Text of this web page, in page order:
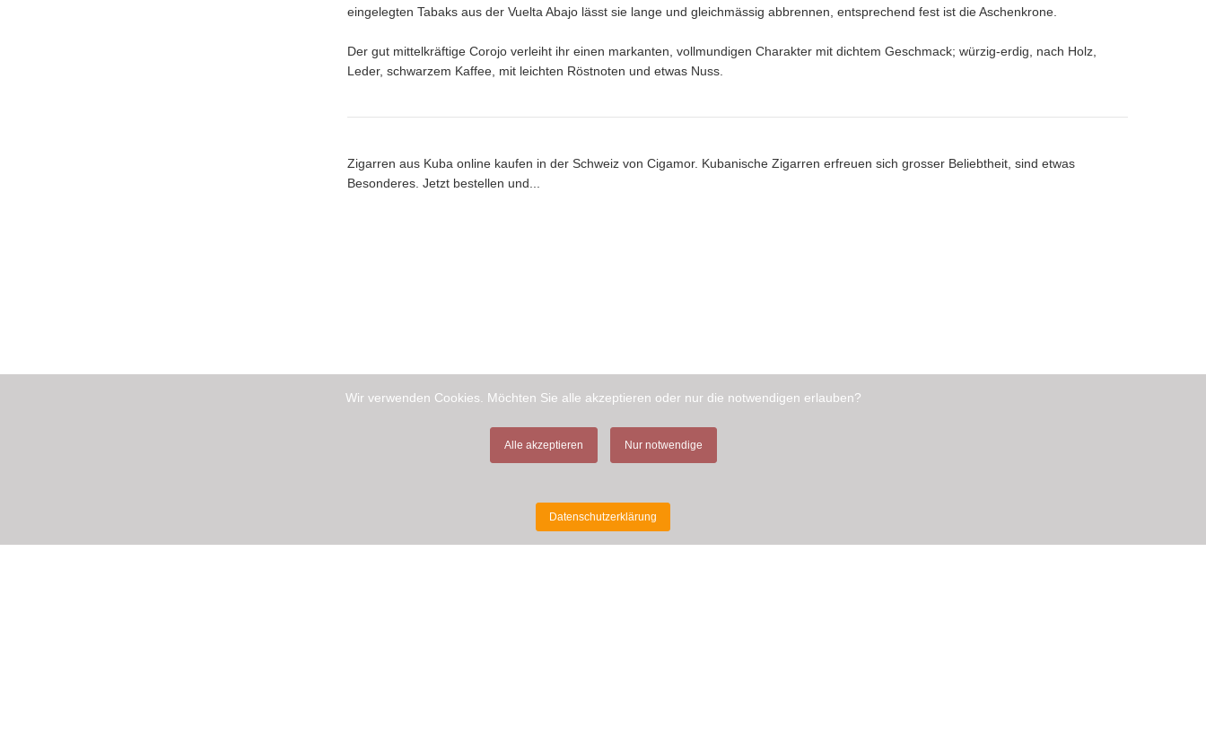
eingelegten Tabaks aus der Vuelta Abajo lässt sie lange und gleichmässig abbrennen, entsprechend fest ist die Aschenkrone.
Der gut mittelkräftige Corojo verleiht ihr einen markanten, vollmundigen Charakter mit dichtem Geschmack; würzig-erdig, nach Holz,
Leder, schwarzem Kaffee, mit leichten Röstnoten und etwas Nuss.
Zigarren aus Kuba online kaufen in der Schweiz von Cigamor. Kubanische Zigarren erfreuen sich grosser Beliebtheit, sind etwas
Besonderes. Jetzt bestellen und...
Wir verwenden Cookies. Möchten Sie alle akzeptieren oder nur die notwendigen erlauben?
Alle akzeptieren Nur notwendige
Datenschutzerklärung